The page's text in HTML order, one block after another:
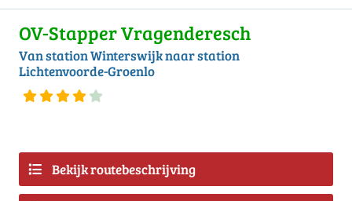
OV-Stapper Vragenderesch
Van station Winterswijk naar station
Lichtenvoorde-Groenlo
Bekijk routebeschrijving